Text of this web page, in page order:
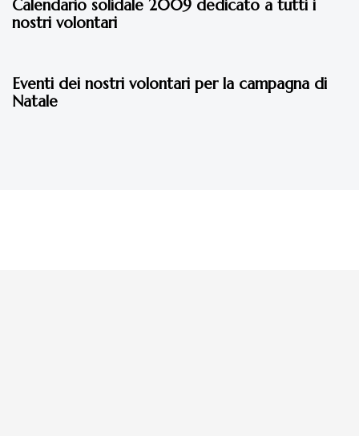
Calendario solidale 2009 dedicato a tutti i
nostri volontari
Eventi dei nostri volontari per la campagna di
Natale